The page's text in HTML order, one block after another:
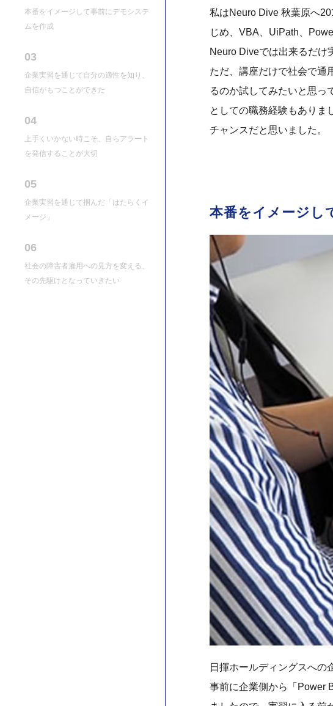
私はNeuro Dive 秋葉原へ
じめ、VBA、UiPath、
Neuro Diveでは出来るだけ
ただ、講座だけで社会で通
るのか試してみたいと思っ
としての職務経験もありま
チャンスだと思いました。
本番をイメージし
日揮ホールディングスへの
事前に企業側から「Power
本番をイメージして事前にデモシステ
ムを作成
03
企業実習を通じて自分の適性を知り、
自信がもつことができた
04
上手くいかない時こそ、自らアラート
を発信することが大切
05
企業実習を通じて掴んだ「はたらくイ
メージ」
06
社会の障害者雇用への見方を変える、
その先駆けとなっていきたい